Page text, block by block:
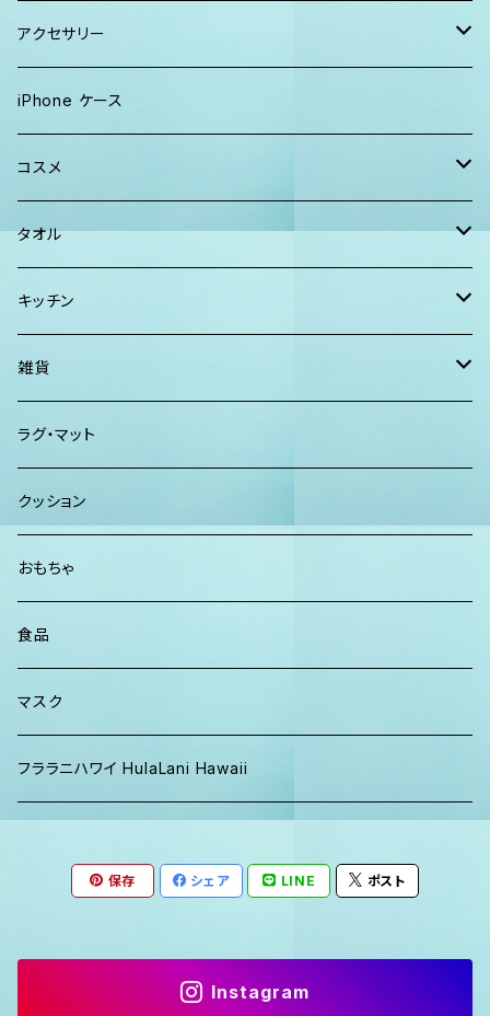
トートバッグ
2WAYバッグ
マルシェバッグ
ボストンバッグ
ショルダー
クラッチバッグ
キャップ
Tシャツ
レディース
ソックス
マキシワンピ、スカート
パンツ
パーカー、スウェット
メンズ
Tシャツ ロンT
カジュアルシャツ
アクセサリー
Lani Hawaii Jewelry
Foterra Jewelry
AHolic Handmade
vividy
iPhone ケース
コスメ
BLOSSOM
KULA HERBS
ISLAND BATH & BODY
Maui Mike's
TERRANOVA
タオル
スマーフ
ハンドタオル、ハンカチタオル
キッチン
California Surf Supply
スマーフ
雑貨
ディフューザー
ラグ・マット
クッション
おもちゃ
食品
マスク
フララニハワイ HulaLani Hawaii
保存 シェア LINE ポスト
Instagram